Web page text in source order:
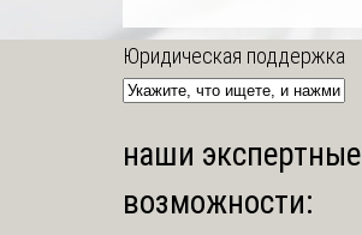
Юридическая поддержка
наши экспертные
возможности: